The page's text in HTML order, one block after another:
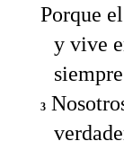
Porque
y vive
3